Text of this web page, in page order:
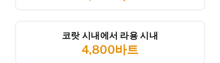
코랏 시내에서 라용 시내
4,800바트